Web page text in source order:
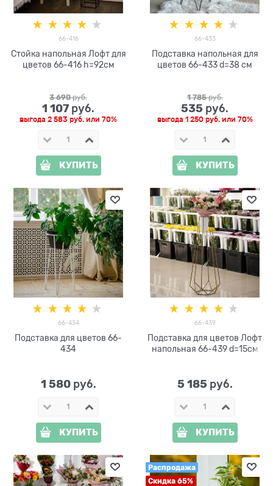
66-416
Стойка напольная Лофт для
цветов 66-416 h=92см
3 690 руб.
1 107 руб.
выгода 2 583 руб. или 70%
КУПИТЬ
66-433
Подставка напольная для
цветов 66-433 d=38 см
1 785 руб.
535 руб.
выгода 1 250 руб.или 70%
КУПИТЬ
66-434
Подставка для цветов 66-
434
1 580 руб.
КУПИТЬ
66-439
Подставка для цветов Лофт
напольная 66-439 d=15см
5 185 руб.
КУПИТЬ
Распродажа
Скидка 65%